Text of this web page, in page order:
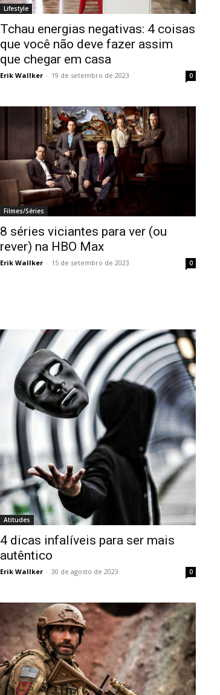
Lifestyle
Tchau energias negativas: 4 coisas
que você não deve fazer assim
que chegar em casa
Erik Wallker - 19 de setembro de 2023 0
Filmes/Séries
8 séries viciantes para ver (ou
rever) na HBO Max
Erik Wallker - 15 de setembro de 2023 0
Atitudes
4 dicas infalíveis para ser mais
autêntico
Erik Wallker - 30 de agosto de 2023 0